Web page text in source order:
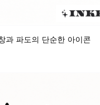
과 파도의 단순한 아이콘